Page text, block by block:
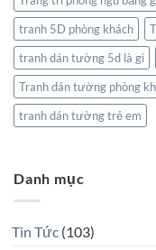
tranh 5D phòng khách
tranh dán tường 5d là gì
Tranh dán tường phòng
tranh dán tường trẻ em
Danh mục
Tin Tức(103)